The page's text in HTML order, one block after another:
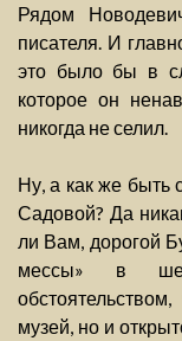
Рядом
писателя. И
это было бы в
которое он
никогда не селил.
Ну, а как же быть
Садовой? Да
ли Вам, дорогой
мессы» в
музей, но и